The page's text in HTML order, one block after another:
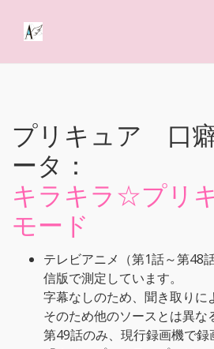
プリキュア 口
ータ：
キラキラ☆プリ
モード
テレビアニメ（第1話～第48
信版で測定しています。
字幕なしのため、聞き取りに
そのため他のソースとは異な
第49話のみ、現行録画機で録